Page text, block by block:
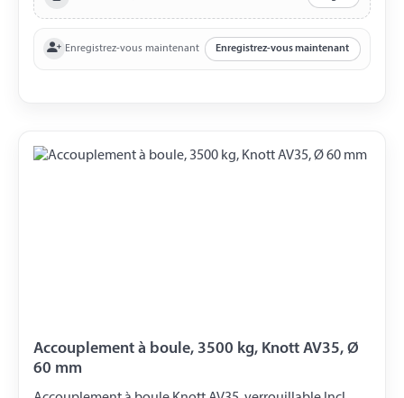
Enregistrez-vous maintenant Enregistrez-vous maintenant
Accouplement à boule, 3500 kg, Knott AV35, Ø
60 mm